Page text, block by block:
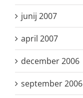
junij 2007
april 2007
december 2006
september 2006